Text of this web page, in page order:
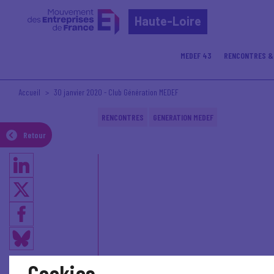
Haute-Loire
MEDEF 43 RENCONTRES
Retour
Accueil 30 janvier 2020 - Club Génération MEDEF
RENCONTRES GENERATION MEDEF